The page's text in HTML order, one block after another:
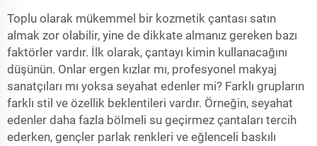
Toplu olarak mükemmel bir kozmetik çantası satın
almak zor olabilir, yine de dikkate almanız gereken bazı
faktörler vardır. İlk olarak, çantayı kimin kullanacağını
düşünün. Onlar ergen kızlar mı, profesyonel makyaj
sanatçıları mı yoksa seyahat edenler mi? Farklı grupların
farklı stil ve özellik beklentileri vardır. Örneğin, seyahat
edenler daha fazla bölmeli su geçirmez çantaları tercih
ederken, gençler parlak renkleri ve eğlenceli baskılı